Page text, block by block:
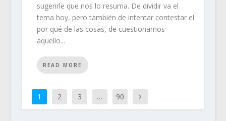
sugerirle que nos lo resuma. De dividir va el
tema hoy, pero también de intentar contestar el
por qué de las cosas, de cuestionarnos
aquello...
READ MORE
1 2 3 … 90